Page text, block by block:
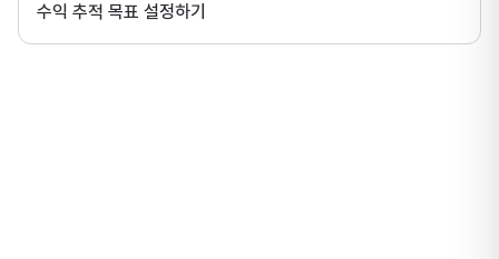
수익 추적 목표 설정하기